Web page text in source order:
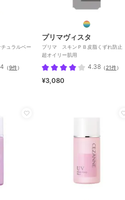
ュラルベー
（9件）
プリマヴィスタ
プリマ スキンＰＢ皮脂くずれ防止
超オイリー肌用
4.38 （21件）
¥3,080